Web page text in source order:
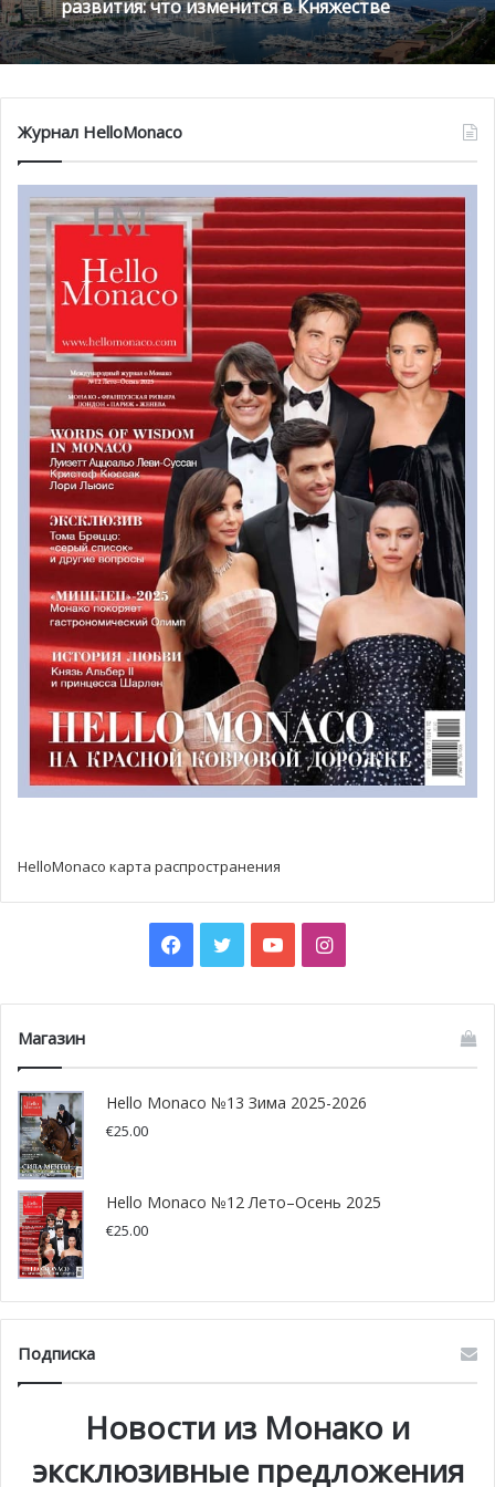
развития: что изменится в Княжестве
Журнал HelloMonaco
HelloMonaco карта распространения
Facebook
TwitterYouTubeInstagram
Магазин
Hello Monaco №13 Зима 2025-2026
€25.00
Hello Monaco №12 Лето–Осень 2025
€25.00
Подписка
Новости из Монако и
эксклюзивные предложения